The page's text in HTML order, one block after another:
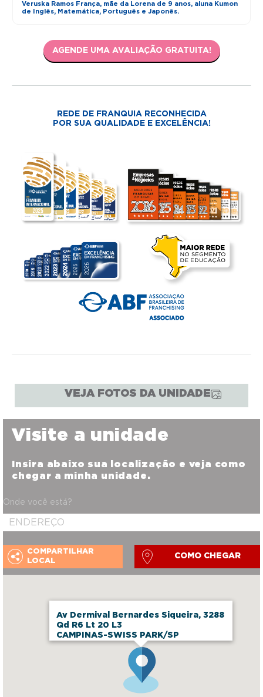
Veruska Ramos França, mãe da Lorena de 9 anos, aluna Kumon
de Inglês, Matemática, Português e Japonês.
AGENDE UMA AVALIAÇÃO GRATUITA!
REDE DE FRANQUIA RECONHECIDA
POR SUA QUALIDADE E EXCELÊNCIA!
VEJA FOTOS DA UNIDADE
Av Dermival Bernardes Siqueira, 3288
Qd R6 Lt 20 L3
CAMPINAS-SWISS PARK/SP
Visite a unidade
Insira abaixo sua localização e veja como
chegar a minha unidade.
Onde você está?
COMPARTILHAR
LOCAL
COMO CHEGAR